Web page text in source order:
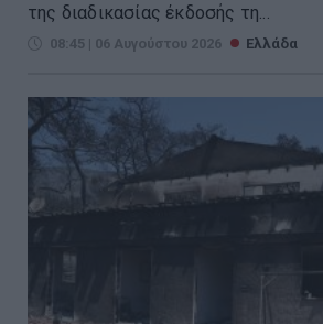
της διαδικασίας έκδοσής τη...
08:45 | 06 Αυγούστου 2026 Ελλάδα